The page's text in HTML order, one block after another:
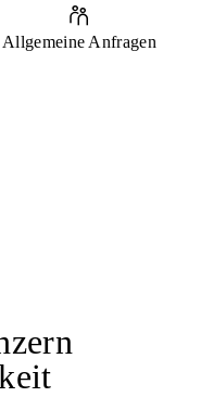
Allgemeine Anfragen